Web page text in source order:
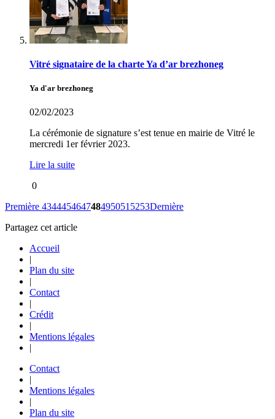
Vitré signataire de la charte Ya d’ar brezhoneg
Ya d'ar brezhoneg
02/02/2023
La cérémonie de signature s’est tenue en mairie de Vitré le
mercredi 1er février 2023.
Lire la suite
0
Première 4344454647484950515253Dernière
Partagez cet article
Accueil
|
Plan du site
|
Contact
|
Crédit
|
Mentions légales
|
Contact
|
Mentions légales
|
Plan du site